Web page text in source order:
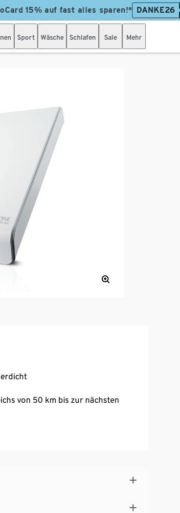
15% auf fast alles sparen!* DANKE26
Sport Wäsche Schlafen Sale Mehr
von 50 km bis zur nächsten